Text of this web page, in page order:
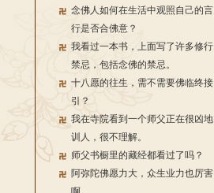
念佛人如何在生活中观照自己的言
行是否合佛意？
我看过一本书，上面写了许多修行
禁忌，包括念佛的禁忌。
十八愿的往生，需不需要佛临终接
引？
我在寺院看到一个师父正在很凶地
训人，很不理解。
师父书橱里的藏经都看过了吗？
阿弥陀佛愿力大，众生业力也厉害